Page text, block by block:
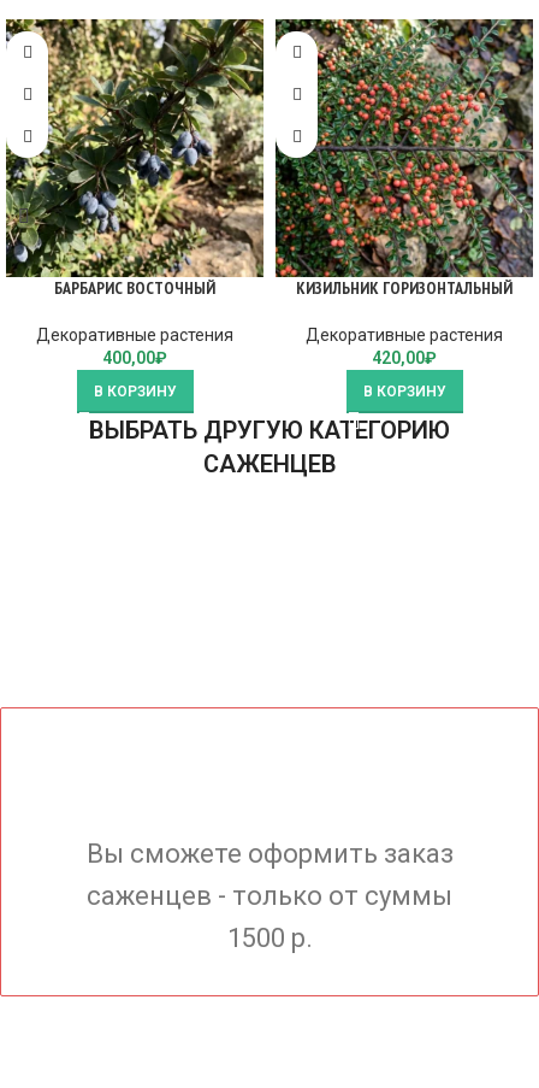
БАРБАРИС ВОСТОЧНЫЙ
Декоративные растения
400,00₽
В КОРЗИНУ
КИЗИЛЬНИК ГОРИЗОНТАЛЬНЫЙ
Декоративные растения
420,00₽
В КОРЗИНУ
ВЫБРАТЬ ДРУГУЮ КАТЕГОРИЮ
САЖЕНЦЕВ
Вы сможете оформить заказ
саженцев - только от суммы
1500 р.